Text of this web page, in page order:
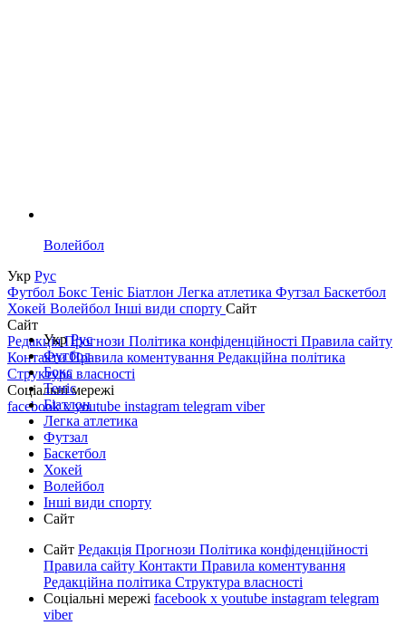
Волейбол
Укр Рус
Футбол Бокс Теніс Біатлон Легка атлетика Футзал Баскетбол
Хокей Волейбол Інші види спорту Сайт
Сайт
РедакціяПрогнози Політика конфіденційності Правила сайту
КонтактиПравила коментування Редакційна політика
Структура власності
Соціальні мережі
facebookxyoutube instagram telegram viber
УкрРус
Футбол
Бокс
Теніс
Біатлон
Легка атлетика
Футзал
Баскетбол
Хокей
Волейбол
Інші види спорту
Сайт
Сайт Редакція Прогнози Політика конфіденційності
Правила сайту Контакти Правила коментування
Редакційна політика Структура власності
Соціальні мережі facebook x youtube instagram telegram
viber